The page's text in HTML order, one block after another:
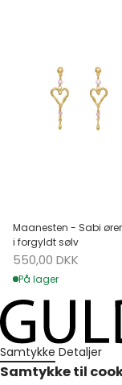
Maanesten - Sabi
i forgyldt sølv
Salgspris
550,00 DKK
På lager
Samtykke Detaljer
Samtykke til